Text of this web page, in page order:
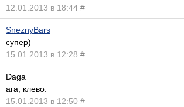
12.01.2013 в 18:44 #
SneznyBars
супер)
15.01.2013 в 12:28 #
Daga
ага, клево.
15.01.2013 в 12:50 #